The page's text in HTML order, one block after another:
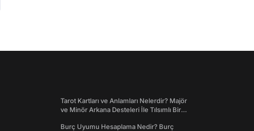
Tarot Kartları ve Anlamları Nelerdir? Majör
ve Minör Arkana Desteleri İle Tılsımlı Bir
Burç Uyumu Hesaplama Nedir? Burç